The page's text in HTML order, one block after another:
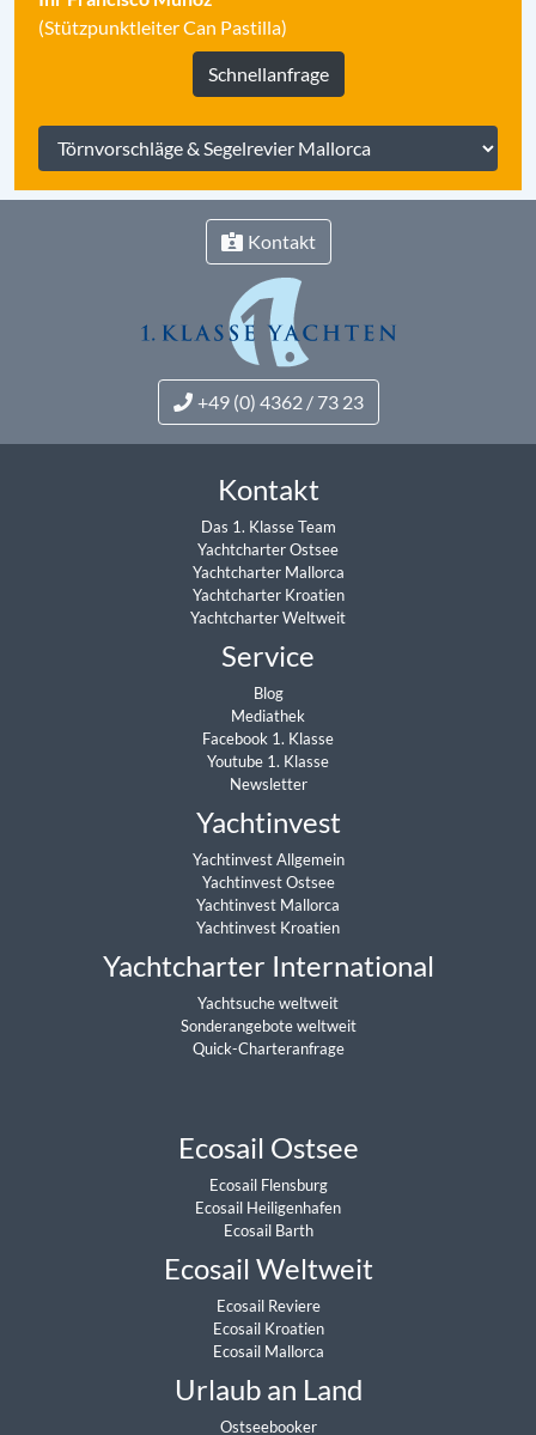
(Stützpunktleiter Can Pastilla)
Schnellanfrage
Kontakt
+49 (0) 4362 / 73 23
Kontakt
Das 1. Klasse Team
Yachtcharter Ostsee
Yachtcharter Mallorca
Yachtcharter Kroatien
Yachtcharter Weltweit
Service
Blog
Mediathek
Facebook 1. Klasse
Youtube 1. Klasse
Newsletter
Yachtinvest
Yachtinvest Allgemein
Yachtinvest Ostsee
Yachtinvest Mallorca
Yachtinvest Kroatien
Yachtcharter International
Yachtsuche weltweit
Sonderangebote weltweit
Quick-Charteranfrage
Ecosail Ostsee
Ecosail Flensburg
Ecosail Heiligenhafen
Ecosail Barth
Ecosail Weltweit
Ecosail Reviere
Ecosail Kroatien
Ecosail Mallorca
Urlaub an Land
Ostseebooker